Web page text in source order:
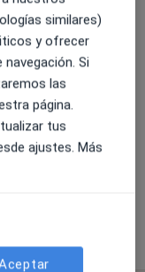
de Medicina
similares)
y ofrecer
Si
las
página.
tus
ajustes. Más